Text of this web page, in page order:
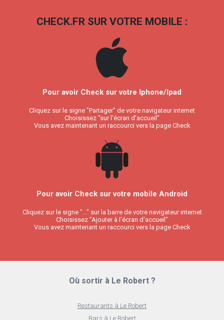
CHECK.FR SUR VOTRE MOBILE :
Pour avoir Check sur votre Iphone/Ipad
Cliquez sur le signe "Partager" de votre navigateur internet
Choisissez "sur l'écran d'accueil"
Vous avez maintenant un raccourci vers la page Check
Pour avoir Check sur votre mobile Android
Cliquez sur le signe "..." sur la barre de votre navigateur internet
Choisissez "Ajouter à l'écran d'accueil"
Vous avez maintenant un raccourci vers la page Check
Où sortir à Le Robert ?
Restaurants à Le Robert
Bars à Le Robert